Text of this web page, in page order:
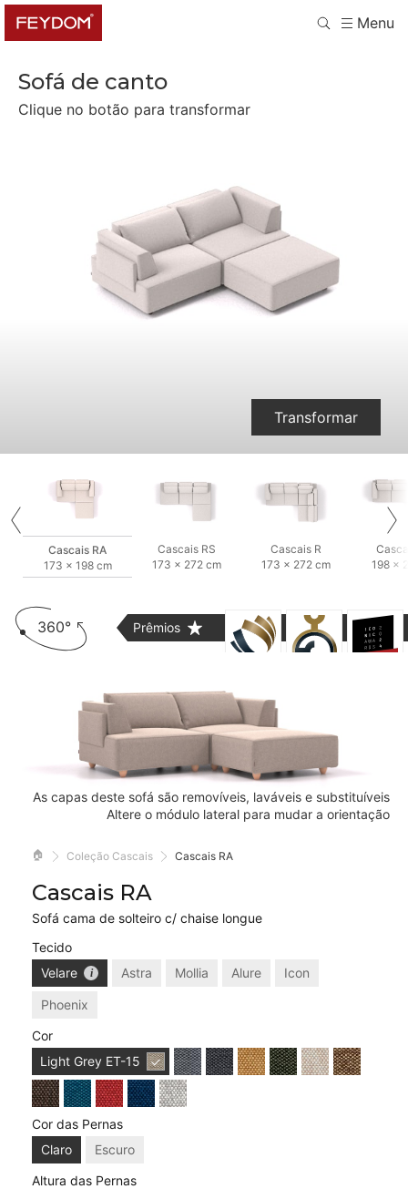
Menu
Sofá de canto
Sofá 2 lugares e ottoman
Clique no botão para transformar
Transformar
Cascais RA
173 × 198 cm
Cascais RS
173 × 272 cm
Cascais R
173 × 272 cm
198 ×
As capas deste sofá são removíveis, laváveis e substituíveis
Altere o módulo lateral para mudar a orientação
360° Prêmios
🏠 Coleção Cascais Cascais RA
Cascais RA
Sofá cama de solteiro c/ chaise longue
Tecido
Velare
Astra Mollia Alure Icon
Phoenix
Cor
Light Grey ET-15
Cor das Pernas
Claro
Escuro
Altura das Pernas